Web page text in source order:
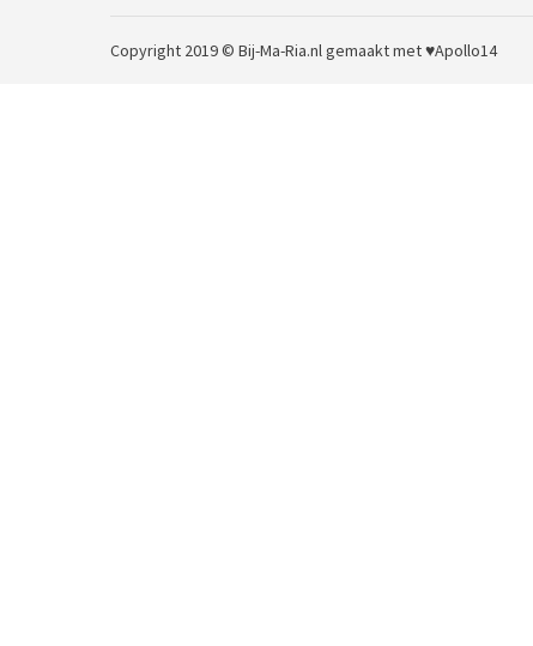
Copyright 2019 © Bij-Ma-Ria.nlgemaakt met ♥Apollo14